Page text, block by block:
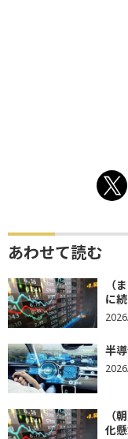
あわせて読む
（
に
半
（
化